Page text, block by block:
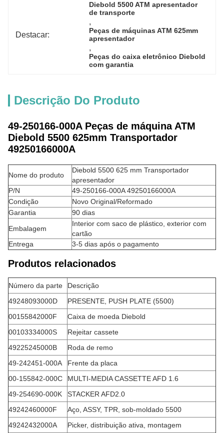
Destacar:
Diebold 5500 ATM apresentador
de transporte
,
Peças de máquinas ATM 625mm
apresentador
,
Peças do caixa eletrônico Diebold
com garantia
Descrição Do Produto
49-250166-000A Peças de máquina ATM
Diebold 5500 625mm Transportador
49250166000A
Nome do produto
Diebold 5500 625 mm Transportador
apresentador
P/N
49-250166-000A 49250166000A
Condição
Novo Original/Reformado
Garantia
90 dias
Embalagem
Interior com saco de plástico, exterior com
cartão
Entrega
3-5 dias após o pagamento
Produtos relacionados
Número da parte
Descrição
49248093000D
PRESENTE, PUSH PLATE (5500)
00155842000F
Caixa de moeda Diebold
00103334000S
Rejeitar cassete
49225245000B
Roda de remo
49-242451-000A
Frente da placa
00-155842-000C
MULTI-MEDIA CASSETTE AFD 1.6
49-254690-000K
STACKER AFD2.0
49242460000F
Aço, ASSY, TPR, sob-moldado 5500
49242432000A
Picker, distribuição ativa, montagem